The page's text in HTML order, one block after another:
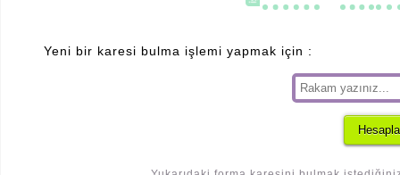
Yeni bir karesi bulma işlemi yapmak için :